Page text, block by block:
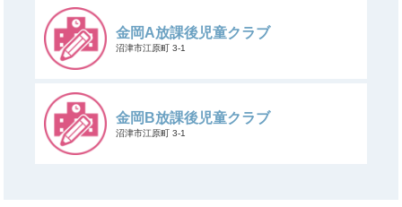
金岡A放課後児童クラブ
沼津市江原町 3-1
金岡B放課後児童クラブ
沼津市江原町 3-1